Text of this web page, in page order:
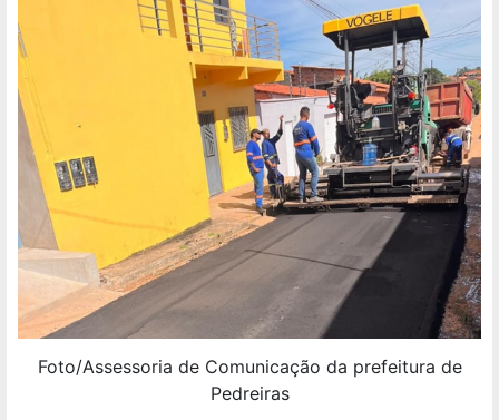
Foto/Assessoria de Comunicação da prefeitura de
Pedreiras